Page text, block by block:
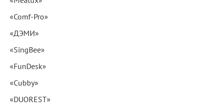
«Comf-Pro»
«ДЭМИ»
«SingBee»
«FunDesk»
«Cubby»
«DUOREST»